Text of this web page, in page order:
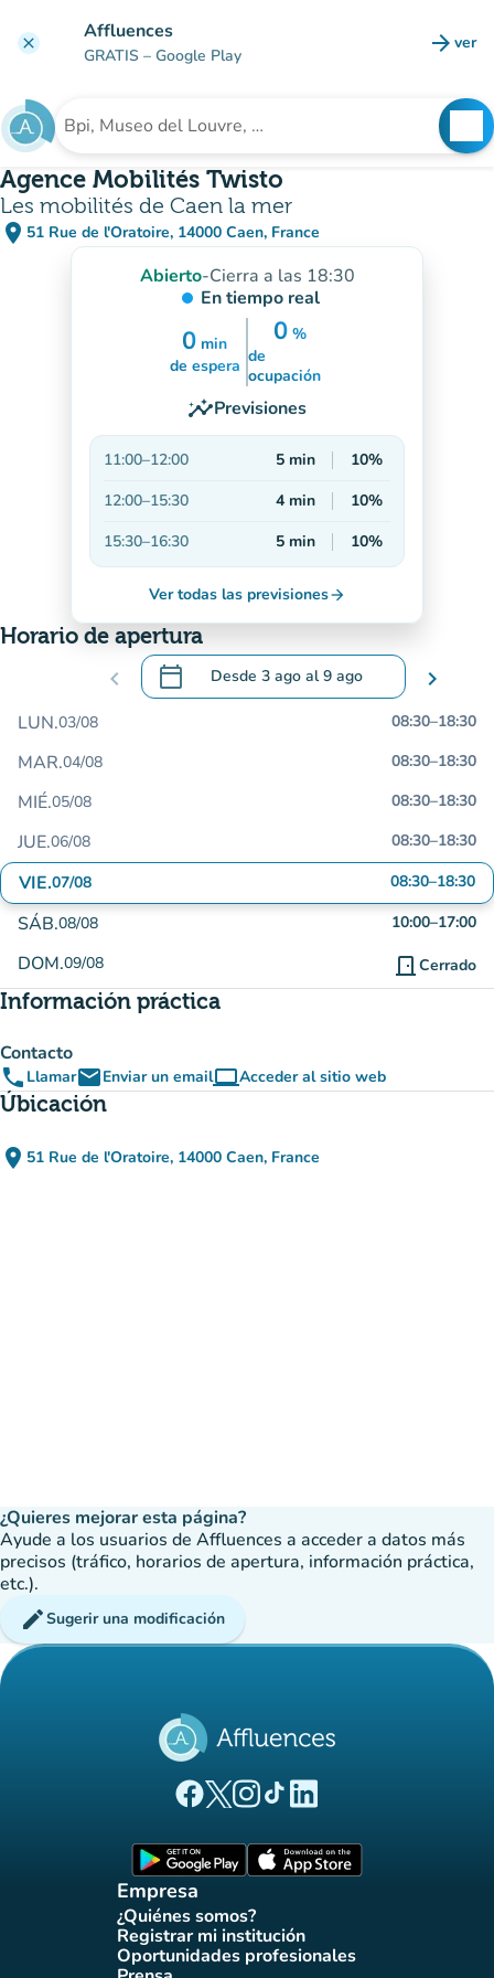
clear Affluences
GRATIS – Google Play arrow_forward ver
Buscar un establecimiento
Agence Mobilités Twisto
Les mobilités de Caen la mer
place 51 Rue de l'Oratoire, 14000 Caen, France
(abrir en Google Maps)
(nueva pestaña)
Abierto-Cierra a las 18:30
En tiempo real
0 min
6min
de espera
0%
15%
de
ocupación
insightsPrevisiones
11:00–12:00 5 min
10%
12:00–15:30 4 min
10%
15:30–16:30 5 min 10%
Ver todas las previsionesarrow_forward
Horario de apertura
chevron_left calendar_today Desde 3 ago al9 ago
.Abra el calendario para cambiar las
chevron_right
LUN.03/08 08:30–18:30
MAR.04/08 08:30–18:30
MIÉ.05/08 08:30–18:30
JUE.06/08 08:30–18:30
VIE.07/08 08:30–18:30
SÁB.08/08 10:00–17:00
DOM.09/08 door_front Cerrado
Información práctica
Contacto
phone LlamaremailEnviar un emailcomputerAcceder al sitio web
(nueva pestaña)
Úbicación
place 51 Rue de l'Oratoire, 14000 Caen, France
(abrir en Google Maps)
(nueva pestaña)
¿Quieres mejorar esta página?
Ayude a los usuarios de Affluences a acceder a datos más
precisos (tráfico, horarios de apertura, información práctica,
etc.).
editSugerir una modificación
(nueva pestaña)
(nueva pestaña)
(nueva pestaña)
(nueva pestaña)
(nueva pestaña)
Empresa
¿Quiénes somos?
(nueva pestaña)
Registrar mi institución
(nueva pestaña)
Oportunidades profesionales
(nueva pestaña)